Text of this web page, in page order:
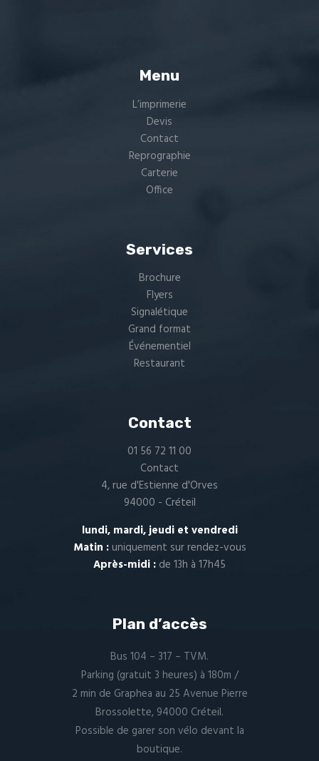
Menu
L’imprimerie
Devis
Contact
Reprographie
Carterie
Office
Services
Brochure
Flyers
Signalétique
Grand format
Événementiel
Restaurant
Contact
01 56 72 11 00
Contact
4, rue d'Estienne d'Orves
94000 - Créteil
lundi, mardi, jeudi et vendredi
Matin :uniquement surrendez-vous
Après-midi : de 13h à 17h45
Plan d’accès
Bus 104 – 317 – TVM.
Parking (gratuit 3 heures) à 180m /
2 min de Graphea au 25 Avenue Pierre
Brossolette, 94000 Créteil.
Possible de garer son vélo devant la
boutique.